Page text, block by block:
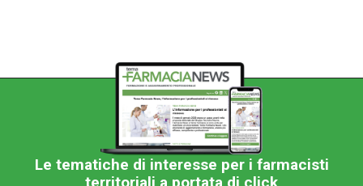
Le tematiche di interesse per i farmacisti
territoriali a portata di click